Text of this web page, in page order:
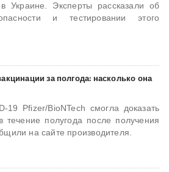
Украине. Эксперты рассказали об
и тестировании этого
за полгода: насколько она
19 Pfizer/BioNTech смогла доказать
течение полугода после получения
на сайте производителя.